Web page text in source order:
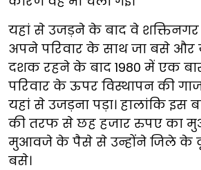
यहां से उजड़ने के बाद वे
अपने परिवार के साथ जा बसे और
दशक रहने के बाद 1980 में एक
परिवार के ऊपर विस्थापन की
यहां से उजड़ना पड़ा। हालांकि इस
की तरफ से छह हजार रुपए का
मुआवजे के पैसे से उन्होंने जिले के
बसे।